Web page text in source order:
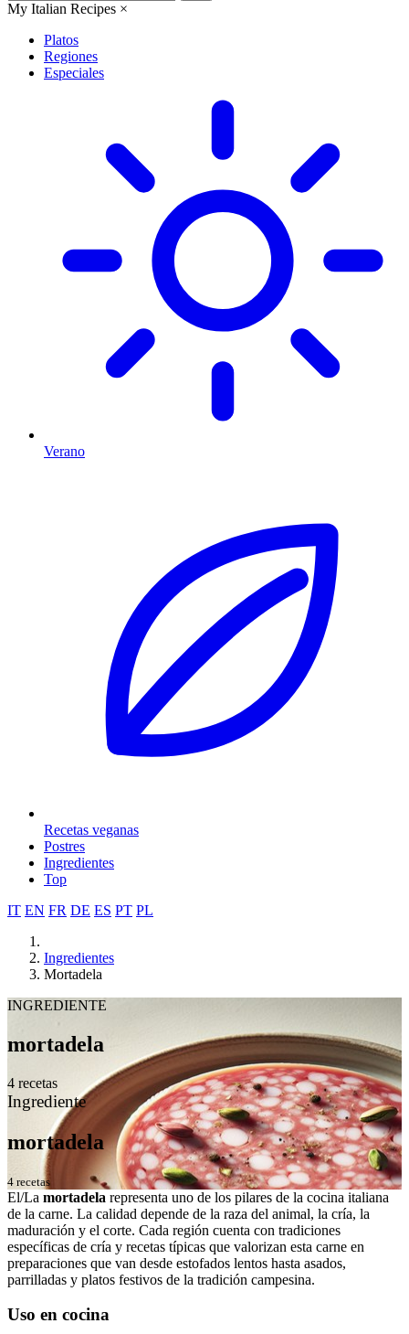
My Italian Recipes ×
Platos
Regiones
Especiales
Verano
Recetas veganas
Postres
Ingredientes
Top
IT EN FR DE ES PT PL
Ingredientes
Mortadela
INGREDIENTE
mortadela
4 recetas
Ingrediente
mortadela
4 recetas
El/La mortadela representa uno de los pilares de la cocina italiana
de la carne. La calidad depende de la raza del animal, la cría, la
maduración y el corte. Cada región cuenta con tradiciones
específicas de cría y recetas típicas que valorizan esta carne en
preparaciones que van desde estofados lentos hasta asados,
parrilladas y platos festivos de la tradición campesina.
Uso en cocina